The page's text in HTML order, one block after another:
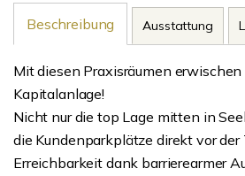
Beschreibung Ausstattung
Mit diesen Praxisräumen erwischen
Kapitalanlage!
Nicht nur die top Lage mitten in
die Kundenparkplätze direkt vor der
Erreichbarkeit dank barrierearmer